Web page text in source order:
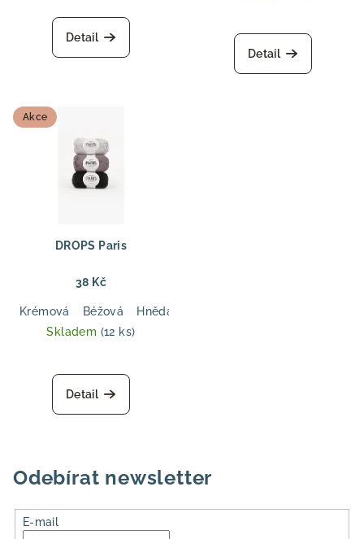
Detail
Detail
Akce
DROPS Paris
38 Kč
Krémová Béžová Hnědá
Skladem (12 ks)
Detail
Odebírat newsletter
E-mail